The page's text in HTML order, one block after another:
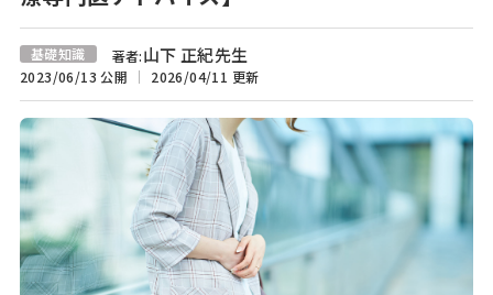
基礎知識 著者:山下 正紀先生
2023/06/13 公開 2026/04/11 更新